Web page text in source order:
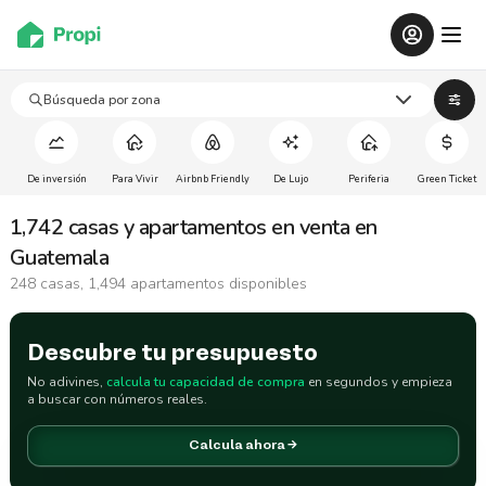
Búsqueda por zona
De inversión Para Vivir Airbnb Friendly De Lujo Periferia Green Ticket
1,742 casas y apartamentos en venta en
Guatemala
248 casas, 1,494 apartamentos disponibles
Descubre tu presupuesto
No adivines, calcula tu capacidad de compra en segundos y empieza
a buscar con números reales.
Calcula ahora→